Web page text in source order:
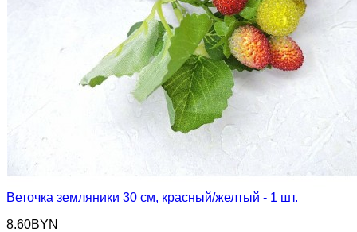
Веточка земляники 30 см, красный/желтый - 1 шт.
8.60BYN